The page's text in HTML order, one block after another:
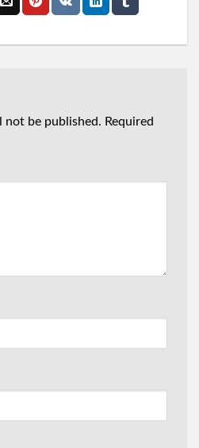
not be published. Required